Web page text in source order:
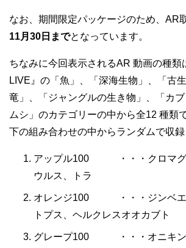
なお、期間限定パッケージのため、AR
11月30日までとなっています。
ちなみに今回表示されるAR 動画の種類
LIVE』の「魚」、「深海生物」、「古
竜」、「ジャングルの生き物」、「カ
ムシ」のカテゴリーの中から全12 種類
下の組み合わせの中からランダムで収録
アップル100 ・・・クロマグ
ウルス、トラ
オレンジ100 ・・・ジンベエ
トプス、ヘルクレスオオカブト
グレープ100 ・・・オニキン